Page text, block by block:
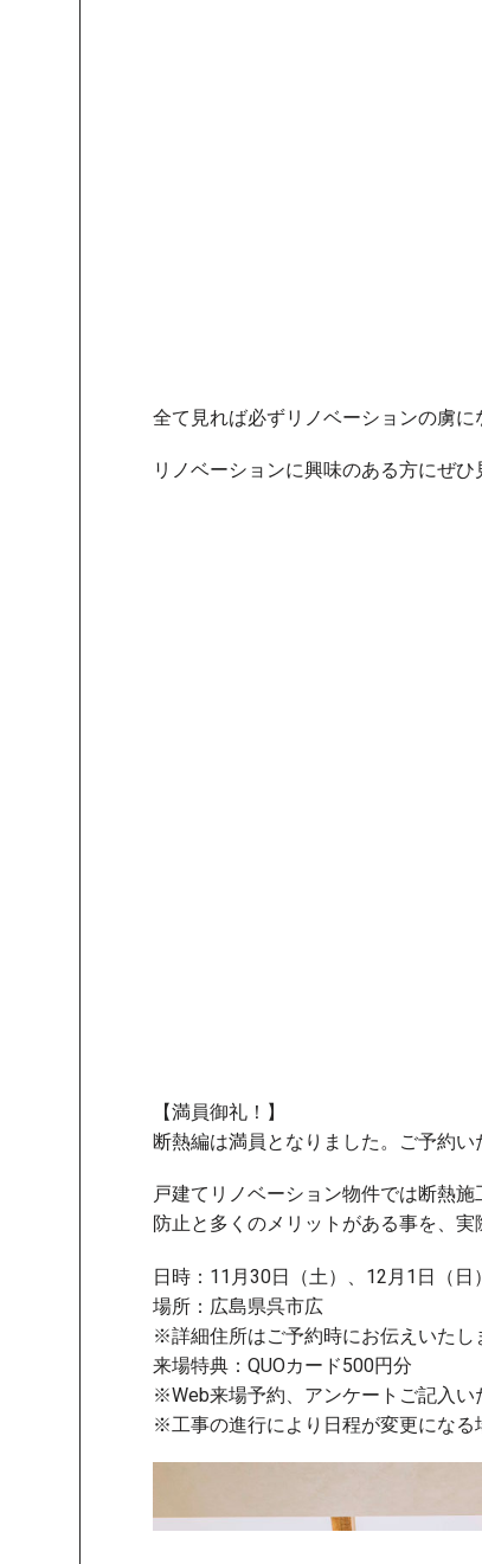
全て見れば必ずリノベーションの虜
リノベーションに興味のある方にぜ
【満員御礼！】
断熱編は満員となりました。ご予約い
戸建てリノベーション物件では断熱
防止と多くのメリットがある事を、
日時：11月30日（土）、12月1日（日）
場所：広島県呉市広
※詳細住所はご予約時にお伝えいたし
来場特典：QUOカード500円分
※Web来場予約、アンケートご記入い
※工事の進行により日程が変更になる